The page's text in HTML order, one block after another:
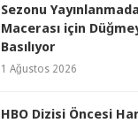
Sezonu
Macerası için
Basılıyor
1 Ağustos 2026
HBO Dizisi Öncesi